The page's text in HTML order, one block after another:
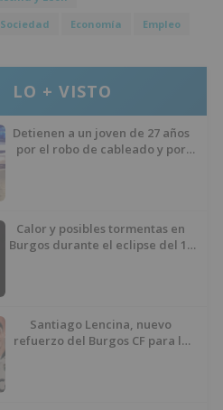
Sociedad Economía Empleo
LO + VISTO
Detienen a un joven de 27 años
por el robo de cableado y por
Calor y posibles tormentas en
Burgos durante el eclipse del 12
Santiago Lencina, nuevo
refuerzo del Burgos CF para la